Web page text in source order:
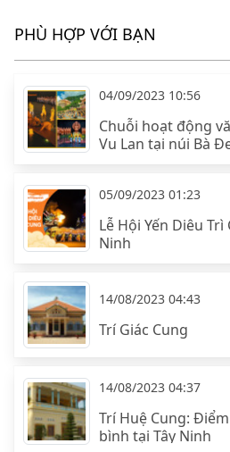
PHÙ HỢP VỚI BẠN
04/09/2023 10:56
Chuỗi hoạt động
Vu Lan tại núi Bà
05/09/2023 01:23
Lễ Hội Yến Diêu
Ninh
14/08/2023 04:43
Trí Giác Cung
14/08/2023 04:37
Trí Huệ Cung:
bình tại Tây Ninh